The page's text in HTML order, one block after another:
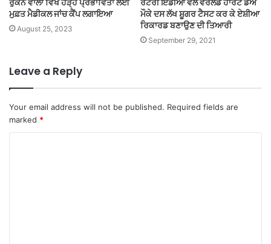
ਮੁਫ਼ਤ ਮੈਡੀਕਲ ਜਾਂਚ ਕੈਂਪ ਲਗਾਇਆ
August 25, 2023
ਮੌਕੇ ਦਸ ਲੱਖ ਸ਼ੂਗਰ ਟੈਸਟ ਕਰ ਕੇ ਏਸ਼ੀਆ
ਰਿਕਾਰਡ ਬਣਾਉਣ ਦੀ ਤਿਆਰੀ
September 29, 2021
Leave a Reply
Your email address will not be published. Required fields are
marked *